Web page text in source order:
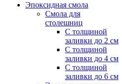
Эпоксидная смола
Смола для
столешниц
С толщиной
заливки до 2 см
С толщиной
заливки до 4 см
С толщиной
заливки до 6 см